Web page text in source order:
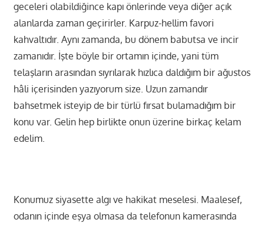
geceleri olabildiğince kapı önlerinde veya diğer açık
alanlarda zaman geçirirler. Karpuz-hellim favori
kahvaltıdır. Aynı zamanda, bu dönem babutsa ve incir
zamanıdır. İşte böyle bir ortamın içinde, yani tüm
telaşların arasından sıyrılarak hızlıca daldığım bir ağustos
hâli içerisinden yazıyorum size. Uzun zamandır
bahsetmek isteyip de bir türlü fırsat bulamadığım bir
konu var. Gelin hep birlikte onun üzerine birkaç kelam
edelim.
Konumuz siyasette algı ve hakikat meselesi. Maalesef,
odanın içinde eşya olmasa da telefonun kamerasında